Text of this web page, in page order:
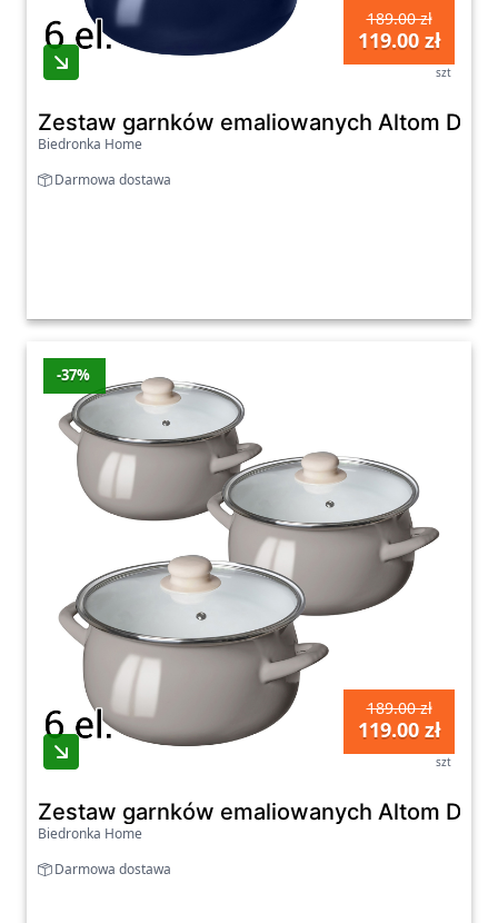
189.00 zł
119.00 zł
szt
Zestaw garnków emaliowanych Altom
Biedronka Home
Darmowa dostawa
-37%
189.00 zł
119.00 zł
szt
Zestaw garnków emaliowanych Altom
Biedronka Home
Darmowa dostawa